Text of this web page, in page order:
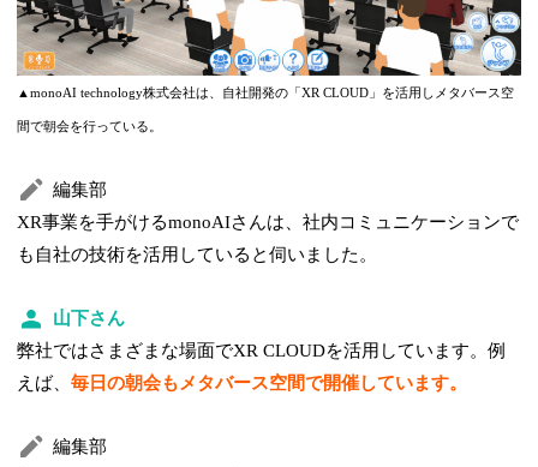
▲monoAI technology株式会社は、自社開発の「XR CLOUD」を活用しメタバース空
間で朝会を行っている。
編集部
XR事業を手がけるmonoAIさんは、社内コミュニケーションで
も自社の技術を活用していると伺いました。
山下さん
弊社ではさまざまな場面でXR CLOUDを活用しています。例
えば、毎日の朝会もメタバース空間で開催しています。
編集部